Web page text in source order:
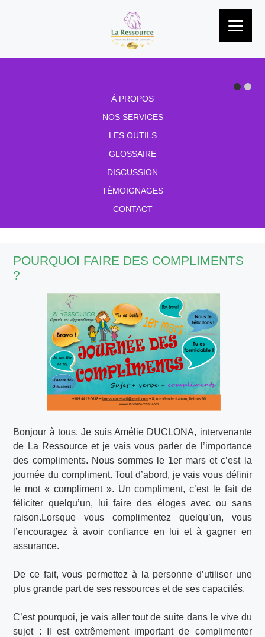
À PROPOS
NOS SERVICES
LES OUTILS
GLOSSAIRE
DISCUSSION
TÉMOIGNAGES
CONTACT
POURQUOI FAIRE DES COMPLIMENTS
?
Bonjour à tous, Je suis Amélie DUCLONA, intervenante
de La Ressource et je vais vous parler de l’importance
des compliments. Nous sommes le 1er mars et c’est la
journée du compliment. Tout d’abord, je vais vous définir
le mot « compliment ». Un compliment, c’est le fait de
féliciter quelqu’un, lui faire des éloges avec ou sans
raison.Lorsque vous complimentez quelqu’un, vous
l’encouragez à avoir confiance en lui et à gagner en
assurance.
De ce fait, vous permettez à la personne d’utiliser une
plus grande part de ses ressources et de ses capacités.
C’est pourquoi, je vais aller tout de suite dans le vive du
sujet : Il est extrêmement important de complimenter